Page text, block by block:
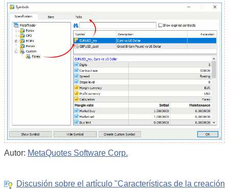
Autor: MetaQuotes Software Corp.
Discusión sobre el artículo "Características de la creación